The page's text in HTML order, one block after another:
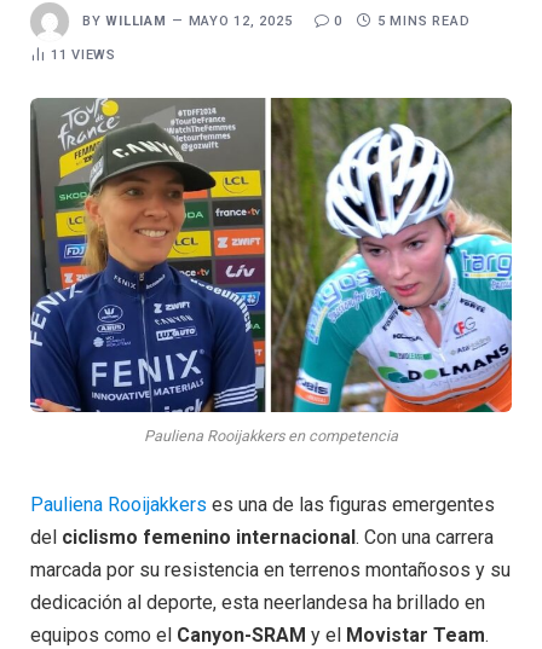
BY WILLIAM MAYO 12, 2025 0 5 MINS READ
11VIEWS
Pauliena Rooijakkers en competencia
Pauliena Rooijakkers es una de las figuras emergentes
del ciclismo femenino internacional . Con una carrera
marcada por su resistencia en terrenos montañosos y su
dedicación al deporte, esta neerlandesa ha brillado en
equipos como el Canyon-SRAM y el Movistar Team.